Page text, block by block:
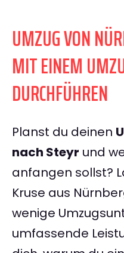
UMZUG VON
MIT EINEM
DURCHFÜHREN
Planst du deinen
nach Steyr und
anfangen sollst?
Kruse aus
wenige
umfassende